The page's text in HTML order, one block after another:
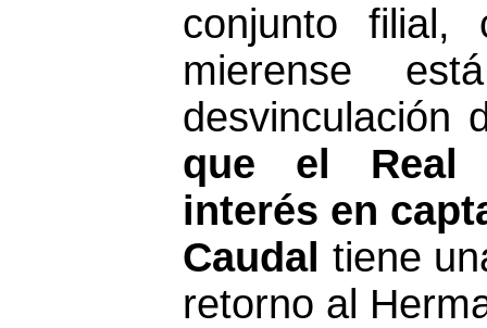
conjunto
mierense
desvinculación
que el Real
interés en
Caudal tiene
retorno al